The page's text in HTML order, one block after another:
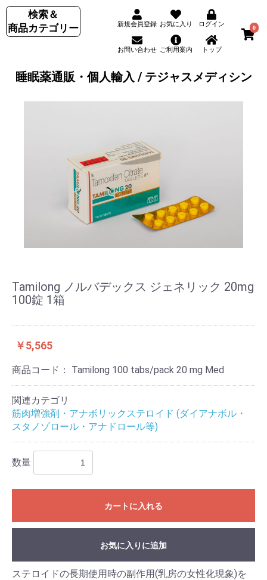
検索＆
商品カテゴリー
新規会員登録 お気に入り ログイン
お問い合わせ ご利用案内 トップ
0
睡眠薬通販・個人輸入 / テジャスメディシン
Tamilong ノルバデックス ジェネリック 20mg
100錠 1箱
￥5,565
商品コード： Tamilong 100 tabs/pack 20 mg Med
関連カテゴリ
筋肉増強剤・アナボリックステロイド (ダイアナボル・
スタノゾロール・アナドロール等)
数量
カートに入れる
お気に入りに追加
ステロイドの長期使用時の副作用(乳房の女性化現象)を